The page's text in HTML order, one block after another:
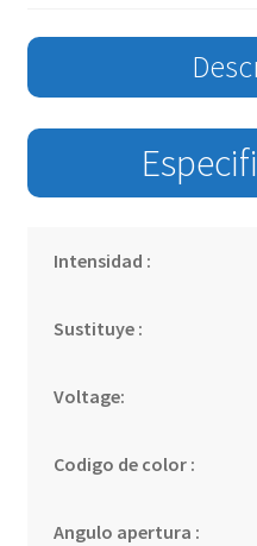
Intensidad :
Sustituye :
Voltage:
Codigo de color :
Angulo apertura :